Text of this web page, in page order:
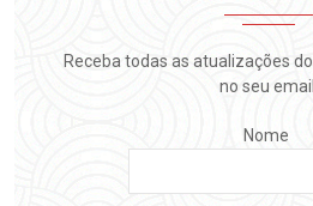
Receba todas as atualizações
no seu email.
Nome